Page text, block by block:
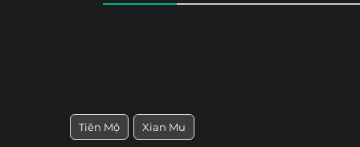
Tiên Mộ Xian Mu